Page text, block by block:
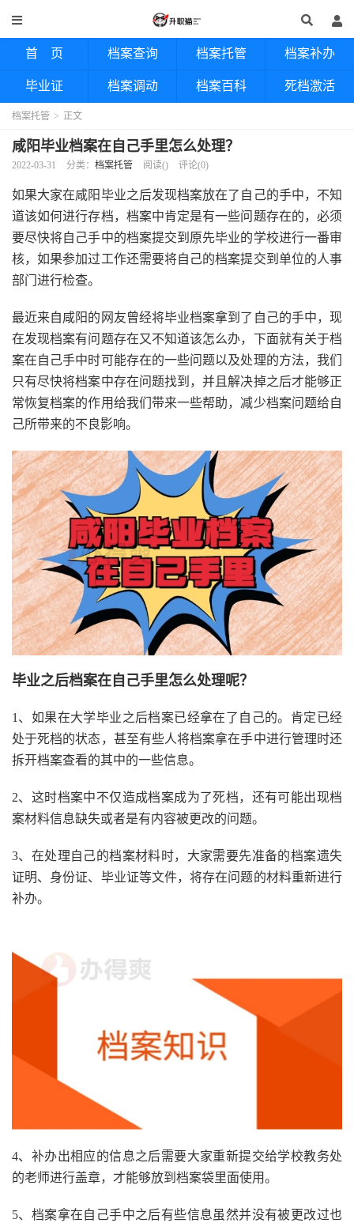
首 页 档案查询 档案托管 档案补办
毕业证 档案调动 档案百科 死档激活
档案托管 > 正文
咸阳毕业档案在自己手里怎么处理？
2022-03-31 分类： 档案托管 阅读() 评论(0)
如果大家在咸阳毕业之后发现档案放在了自己的手中，不知
道该如何进行存档，档案中肯定是有一些问题存在的，必须
要尽快将自己手中的档案提交到原先毕业的学校进行一番审
核，如果参加过工作还需要将自己的档案提交到单位的人事
部门进行检查。
最近来自咸阳的网友曾经将毕业档案拿到了自己的手中，现
在发现档案有问题存在又不知道该怎么办，下面就有关于档
案在自己手中时可能存在的一些问题以及处理的方法，我们
只有尽快将档案中存在问题找到，并且解决掉之后才能够正
常恢复档案的作用给我们带来一些帮助，减少档案问题给自
己所带来的不良影响。
毕业之后档案在自己手里怎么处理呢？
1、如果在大学毕业之后档案已经拿在了自己的。肯定已经
处于死档的状态，甚至有些人将档案拿在手中进行管理时还
拆开档案查看的其中的一些信息。
2、这时档案中不仅造成档案成为了死档，还有可能出现档
案材料信息缺失或者是有内容被更改的问题。
3、在处理自己的档案材料时，大家需要先准备的档案遗失
证明、身份证、毕业证等文件，将存在问题的材料重新进行
补办。
4、补办出相应的信息之后需要大家重新提交给学校教务处
的老师进行盖章，才能够放到档案袋里面使用。
5、档案拿在自己手中之后有些信息虽然并没有被更改过也